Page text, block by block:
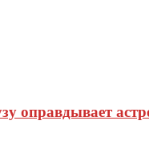
оправдывает